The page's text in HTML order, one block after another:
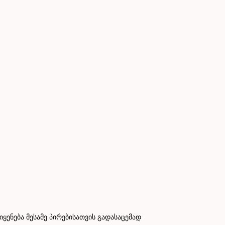
მესამე პირებისათვის გადასაცემად